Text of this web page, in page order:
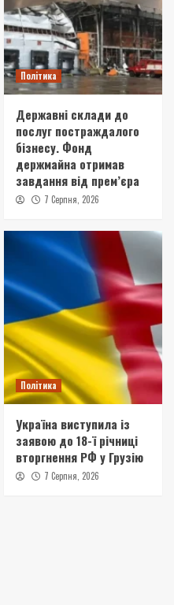
Політика
Державні склади до
послуг постраждалого
бізнесу. Фонд
держмайна отримав
завдання від прем’єра
7 Серпня, 2026
Політика
Україна виступила із
заявою до 18-ї річниці
вторгнення РФ у Грузію
7 Серпня, 2026